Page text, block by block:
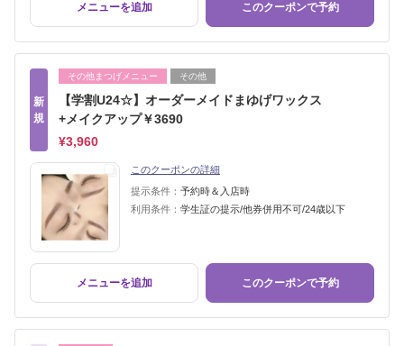
メニューを追加 このクーポンで予約
新
規
その他まつげメニュー その他
【学割U24☆】オーダーメイドまゆげワックス
+メイクアップ￥3690
¥3,960
このクーポンの詳細
提示条件： 予約時＆入店時
利用条件： 学生証の提示/他券併用不可/24歳以下
メニューを追加 このクーポンで予約